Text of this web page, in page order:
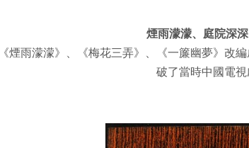
煙雨濛濛、庭院深
煙雨濛濛》、《梅花三弄》、《一簾幽夢》
破了當時中國電視